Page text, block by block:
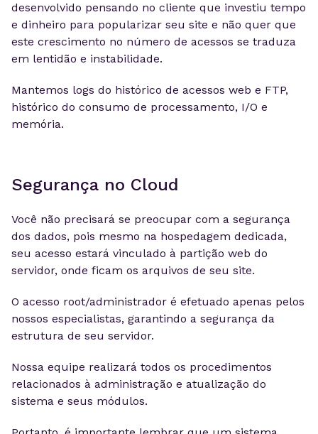
desenvolvido pensando no cliente que investiu tempo
e dinheiro para popularizar seu site e não quer que
este crescimento no número de acessos se traduza
em lentidão e instabilidade.
Mantemos logs do histórico de acessos web e FTP,
histórico do consumo de processamento, I/O e
memória.
Segurança no Cloud
Você não precisará se preocupar com a segurança
dos dados, pois mesmo na hospedagem dedicada,
seu acesso estará vinculado à partição web do
servidor, onde ficam os arquivos de seu site.
O acesso root/administrador é efetuado apenas pelos
nossos especialistas, garantindo a segurança da
estrutura de seu servidor.
Nossa equipe realizará todos os procedimentos
relacionados à administração e atualização do
sistema e seus módulos.